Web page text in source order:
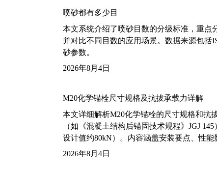
喷砂都有多少目
本文系统介绍了喷砂目数的分级标准，重点
并对比不同目数的应用场景。数据来源包括
砂参数。
2026年8月4日
M20化学锚栓尺寸规格及抗拔承载力详解
本文详细解析M20化学锚栓的尺寸规格和抗
（如《混凝土结构后锚固技术规程》JGJ
设计值约80kN）。内容涵盖安装要点、性
2026年8月4日